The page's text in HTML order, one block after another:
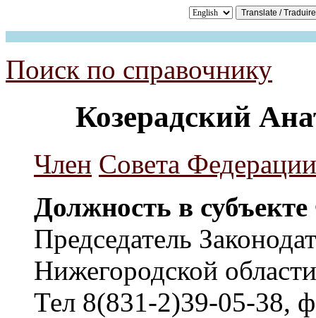
Поиск по справочнику
Козерадский
Член Совета Федерации
Должность в
Председатель
Нижегородской области
Тел 8(831-2)39-05-38,